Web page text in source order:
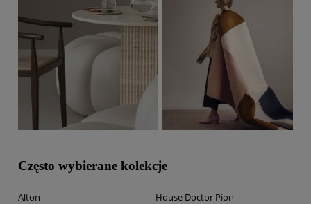
Często wybierane kolekcje
Alton
House Doctor Pion